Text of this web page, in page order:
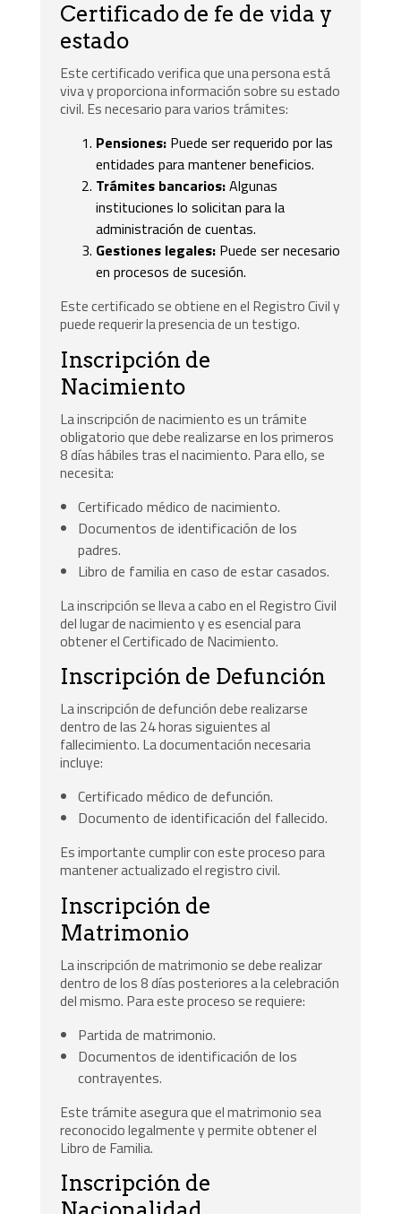
Certificado de fe de vida y
estado
Este certificado verifica que una persona está
viva y proporciona información sobre su estado
civil. Es necesario para varios trámites:
Pensiones: Puede ser requerido por las
entidades para mantener beneficios.
Trámites bancarios:Algunas
instituciones lo solicitan para la
administración de cuentas.
Gestiones legales: Puede ser necesario
en procesos de sucesión.
Este certificado se obtiene en el Registro Civil y
puede requerir la presencia de un testigo.
Inscripción de
Nacimiento
La inscripción de nacimiento es un trámite
obligatorio que debe realizarse en los primeros
8 días hábiles tras el nacimiento. Para ello, se
necesita:
Certificado médico de nacimiento.
Documentos de identificación de los
padres.
Libro de familia en caso de estar casados.
La inscripción se lleva a cabo en el Registro Civil
del lugar de nacimiento y es esencial para
obtener el Certificado de Nacimiento.
Inscripción de Defunción
La inscripción de defunción debe realizarse
dentro de las 24 horas siguientes al
fallecimiento. La documentación necesaria
incluye:
Certificado médico de defunción.
Documento de identificación del fallecido.
Es importante cumplir con este proceso para
mantener actualizado el registro civil.
Inscripción de
Matrimonio
La inscripción de matrimonio se debe realizar
dentro de los 8 días posteriores a la celebración
del mismo. Para este proceso se requiere:
Partida de matrimonio.
Documentos de identificación de los
contrayentes.
Este trámite asegura que el matrimonio sea
reconocido legalmente y permite obtener el
Libro de Familia.
Inscripción de